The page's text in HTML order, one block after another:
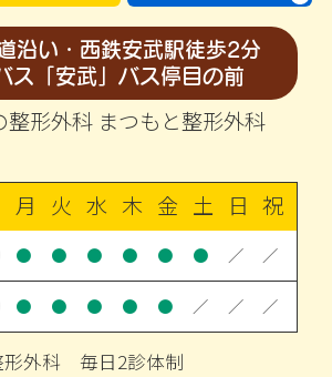
沿い・西鉄安武駅徒歩2分
ス「安武」バス停目の前
整形外科 まつもと整形外科
月 火 水 木 金 土 日 祝
● ● ● ● ● ● ／ ／
● ● ● ● ● ／ ／ ／
形外科 毎日2診体制